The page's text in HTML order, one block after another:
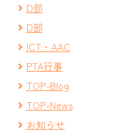
D部
D部
ICT・AAC
PTA行事
TOP-Blog
TOP-News
お知らせ